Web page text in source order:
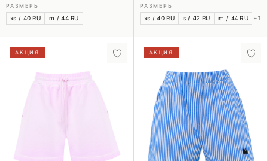
РАЗМЕРЫ
xs / 40 RU m / 44 RU
РАЗМЕРЫ
xs / 40 RU s / 42 RU m / 44 RU +1
АКЦИЯ АКЦИЯ